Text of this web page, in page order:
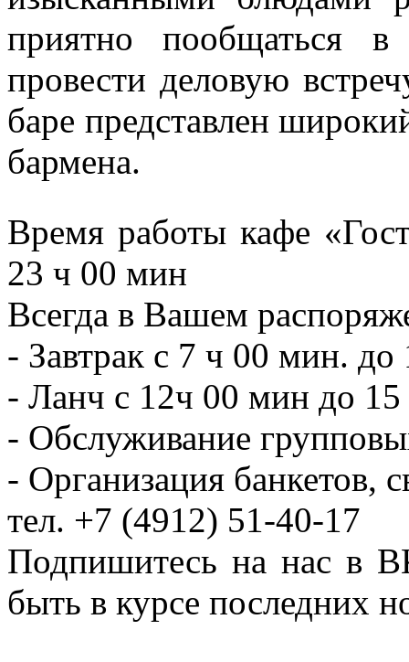
приятно пообщаться в
провести деловую
баре представлен
бармена.
Время работы кафе
23 ч 00 мин
Всегда в Вашем
- Завтрак с 7 ч 00 мин.
- Ланч с 12ч 00 мин до
- Обслуживание
- Организация банкетов,
тел. +7 (4912) 51-40-17
Подпишитесь на наc в
быть в курсе последних